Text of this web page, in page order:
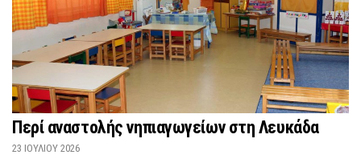
Περί αναστολής νηπιαγωγείων στη Λευκάδα
23 ΙΟΥΛΊΟΥ 2026